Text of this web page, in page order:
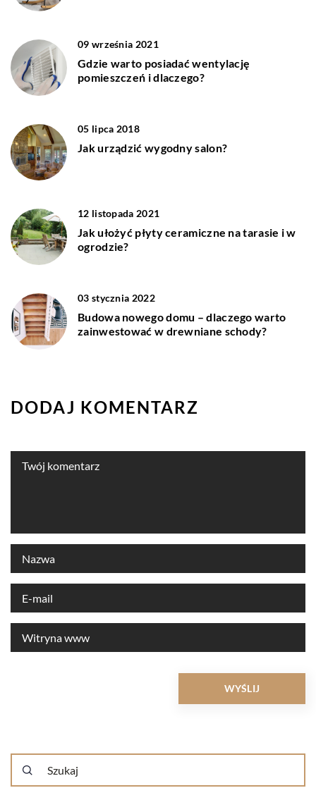
09 września 2021
Gdzie warto posiadać wentylację
pomieszczeń i dlaczego?
05 lipca 2018
Jak urządzić wygodny salon?
12 listopada 2021
Jak ułożyć płyty ceramiczne na tarasie i w
ogrodzie?
03 stycznia 2022
Budowa nowego domu – dlaczego warto
zainwestować w drewniane schody?
DODAJ KOMENTARZ